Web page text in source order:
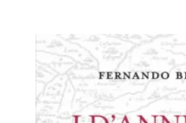
originale
era:
15,00€.
attuale
è:
14,25€.